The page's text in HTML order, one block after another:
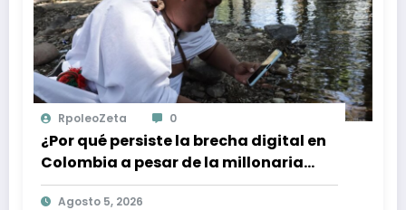
RpoleoZeta 0
¿Por qué persiste la brecha digital en
Colombia a pesar de la millonaria
inversión en conectividad?
Agosto 5, 2026